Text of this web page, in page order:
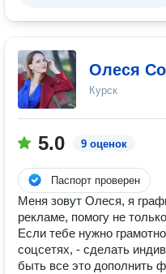
Олеся
Курск
5.0 9 оценок
Паспорт проверен
Меня зовут Олеся, я
рекламе, помогу не
Если тебе нужно
соцсетях, - сделать
быть все это дополнить